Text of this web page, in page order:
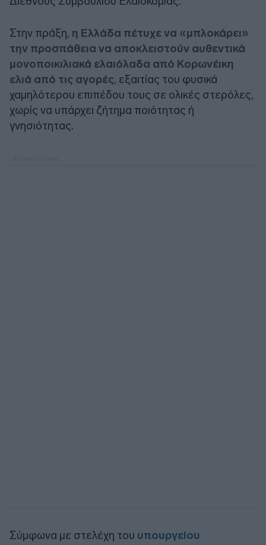
Στην πράξη, η Ελλάδα πέτυχε να «μπλοκάρει»
την προσπάθεια να αποκλειστούν αυθεντικά
μονοποικιλιακά ελαιόλαδα από Κορωνέικη
ελιά από τις αγορές, εξαιτίας του φυσικά
χαμηλότερου επιπέδου τους σε ολικές στερόλες,
χωρίς να υπάρχει ζήτημα ποιότητας ή
γνησιότητας.
Σύμφωνα με στελέχη του υπουργείου